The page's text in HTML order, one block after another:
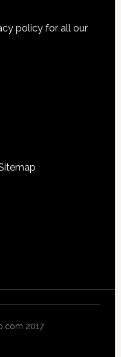
policyfor all our
2017